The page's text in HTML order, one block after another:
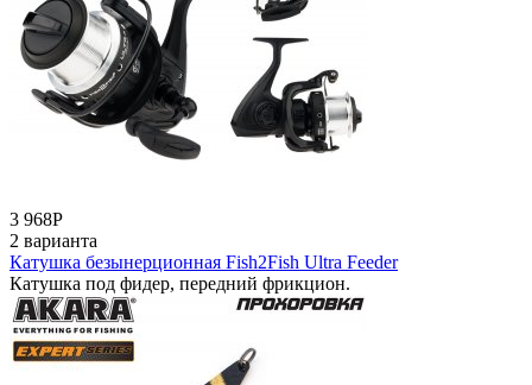
3 968Р
2 варианта
Катушка безынерционная Fish2Fish Ultra Feeder
Катушка под фидер, передний фрикцион.